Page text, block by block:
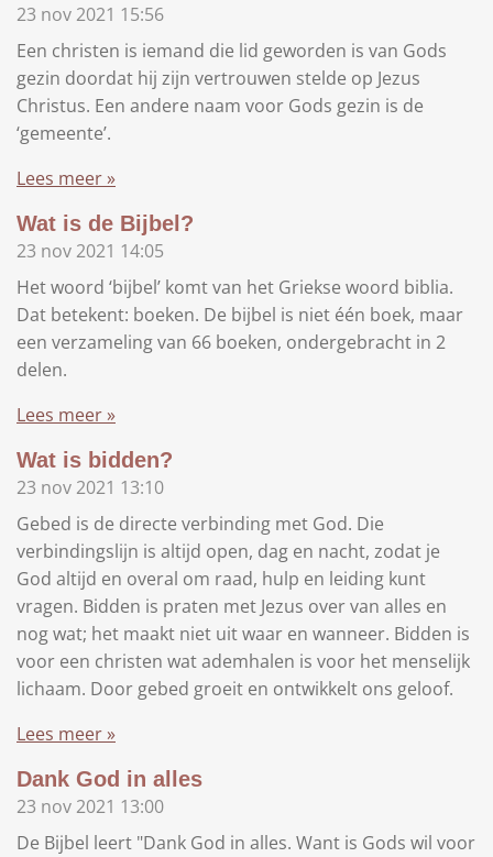
23 nov 2021 15:56
Een christen is iemand die lid geworden is van Gods
gezin doordat hij zijn vertrouwen stelde op Jezus
Christus. Een andere naam voor Gods gezin is de
‘gemeente’.
Lees meer »
Wat is de Bijbel?
23 nov 2021 14:05
Het woord ‘bijbel’ komt van het Griekse woord biblia.
Dat betekent: boeken. De bijbel is niet één boek, maar
een verzameling van 66 boeken, ondergebracht in 2
delen.
Lees meer »
Wat is bidden?
23 nov 2021 13:10
Gebed is de directe verbinding met God. Die
verbindingslijn is altijd open, dag en nacht, zodat je
God altijd en overal om raad, hulp en leiding kunt
vragen. Bidden is praten met Jezus over van alles en
nog wat; het maakt niet uit waar en wanneer. Bidden is
voor een christen wat ademhalen is voor het menselijk
lichaam. Door gebed groeit en ontwikkelt ons geloof.
Lees meer »
Dank God in alles
23 nov 2021 13:00
De Bijbel leert "Dank God in alles. Want is Gods wil voor